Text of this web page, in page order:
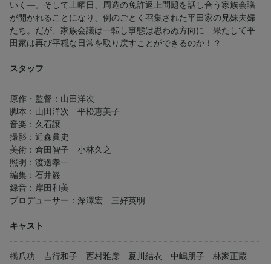
いく―。そして土曜日、周造の免許返上問題を話し合う家族会議
が開かれることになり、例のごとく召集された平田家の兄妹夫婦
たち。だが、家族会議は一転し事態は思わぬ方向に…果たして平
田家は再び平穏な日常を取り戻すことができるのか！？
スタッフ
原作・監督：山田洋次
脚本：山田洋次 平松恵美子
音楽：久石譲
撮影：近森眞史
美術：倉田智子 小林久之
照明：渡邊孝一
編集：石井巌
録音：岸田和美
プロデューサー：深澤宏 三好英明
キャスト
橋爪功 吉行和子 西村雅彦 夏川結衣 中嶋朋子 林家正蔵